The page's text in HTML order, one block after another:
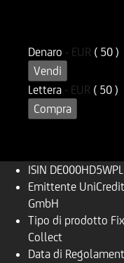
Denaro - EUR ( 50 )
Vendi
Lettera - EUR ( 50 )
Compra
ISIN
Emittente
GmbH
Tipo di prodotto
Collect
Data di